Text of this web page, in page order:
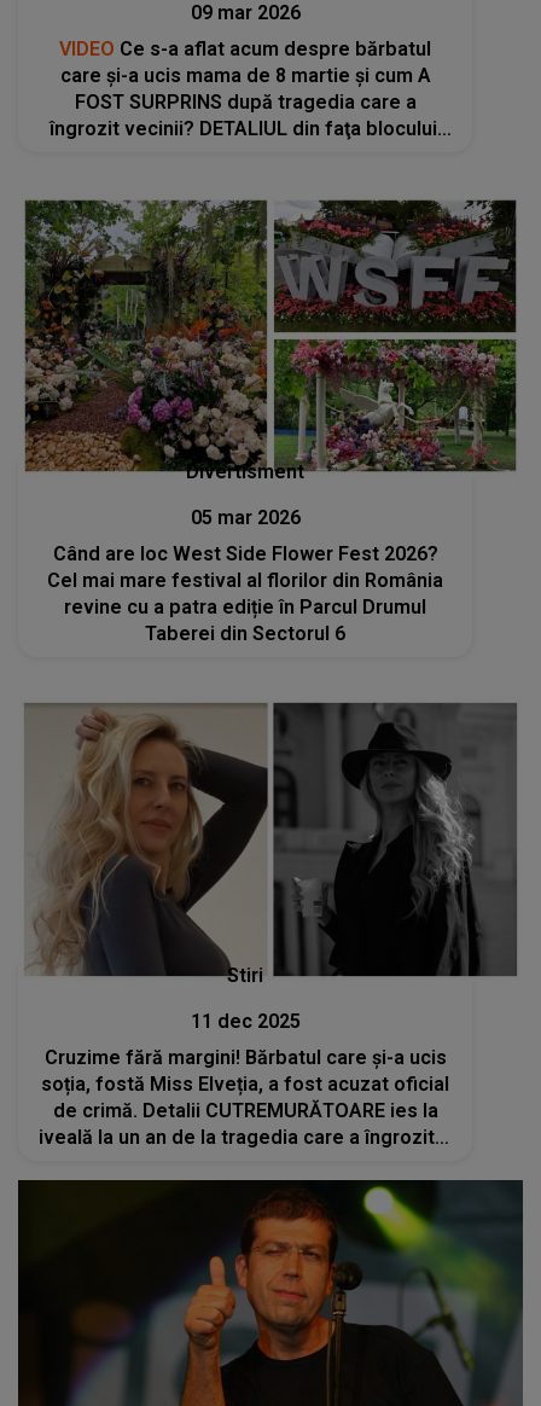
09 mar 2026
VIDEO Ce s-a aflat acum despre bărbatul
care și-a ucis mama de 8 martie și cum A
FOST SURPRINS după tragedia care a
îngrozit vecinii? DETALIUL din faţa blocului:
Divertisment
05 mar 2026
Când are loc West Side Flower Fest 2026?
Cel mai mare festival al florilor din România
revine cu a patra ediție în Parcul Drumul
Taberei din Sectorul 6
Stiri
11 dec 2025
Cruzime fără margini! Bărbatul care și-a ucis
soția, fostă Miss Elveția, a fost acuzat oficial
de crimă. Detalii CUTREMURĂTOARE ies la
iveală la un an de la tragedia care a îngrozit o